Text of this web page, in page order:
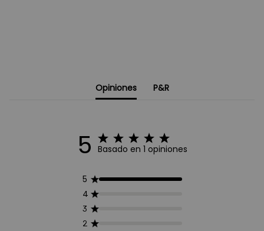
Opiniones P&R
5 Basado en 1 opiniones
5
4
3
2